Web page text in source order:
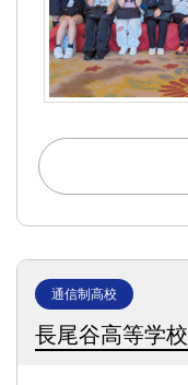
通信制高校
長尾谷高等学校